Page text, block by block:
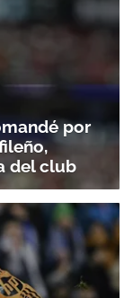
por
del club